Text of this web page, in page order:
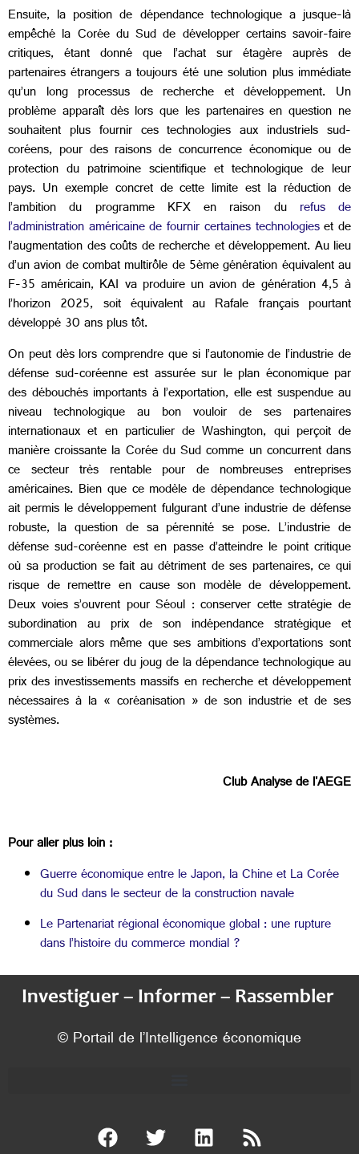
Ensuite, la position de dépendance technologique a jusque-là
empêché la Corée du Sud de développer certains savoir-faire
critiques, étant donné que l’achat sur étagère auprès de
partenaires étrangers a toujours été une solution plus immédiate
qu’un long processus de recherche et développement. Un
problème apparaît dès lors que les partenaires en question ne
souhaitent plus fournir ces technologies aux industriels sud-
coréens, pour des raisons de concurrence économique ou de
protection du patrimoine scientifique et technologique de leur
pays. Un exemple concret de cette limite est la réduction de
l’ambition du programme KFX en raison du refus de
l’administration américaine de fournir certaines technologieset de
l’augmentation des coûts de recherche et développement. Au lieu
d’un avion de combat multirôle de 5ème génération équivalent au
F-35 américain, KAI va produire un avion de génération 4,5 à
l’horizon 2025, soit équivalent au Rafale français pourtant
développé 30 ans plus tôt.
On peut dès lors comprendre que si l’autonomie de l’industrie de
défense sud-coréenne est assurée sur le plan économique par
des débouchés importants à l’exportation, elle est suspendue au
niveau technologique au bon vouloir de ses partenaires
internationaux et en particulier de Washington, qui perçoit de
manière croissante la Corée du Sud comme un concurrent dans
ce secteur très rentable pour de nombreuses entreprises
américaines. Bien que ce modèle de dépendance technologique
ait permis le développement fulgurant d’une industrie de défense
robuste, la question de sa pérennité se pose. L’industrie de
défense sud-coréenne est en passe d’atteindre le point critique
où sa production se fait au détriment de ses partenaires, ce qui
risque de remettre en cause son modèle de développement.
Deux voies s’ouvrent pour Séoul : conserver cette stratégie de
subordination au prix de son indépendance stratégique et
commerciale alors même que ses ambitions d’exportations sont
élevées, ou se libérer du joug de la dépendance technologique au
prix des investissements massifs en recherche et développement
nécessaires à la « coréanisation » de son industrie et de ses
systèmes.
Club Analyse de l'AEGE
Pour aller plus loin :
Guerre économique entre le Japon, la Chine et La Corée
du Sud dans le secteur de la construction navale
Le Partenariat régional économique global : une rupture
dans l’histoire du commerce mondial ?
Investiguer – Informer – Rassembler
© Portail de l’Intelligence économique